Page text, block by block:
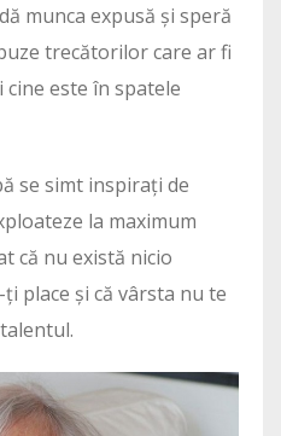
munca expusă și speră
trecătorilor care ar fi
este în spatele
se simt inspirați de
la maximum
că nu există nicio
place și că vârsta nu te